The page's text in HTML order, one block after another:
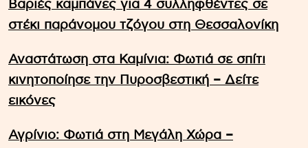
Βαριές καμπάνες για 4 συλληφθέντες σε
στέκι παράνομου τζόγου στη Θεσσαλονίκη
Αναστάτωση στα Καμίνια: Φωτιά σε σπίτι
κινητοποίησε την Πυροσβεστική – Δείτε
εικόνες
Αγρίνιο: Φωτιά στη Μεγάλη Χώρα –